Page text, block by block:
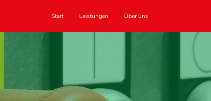
Start Leistungen Über uns